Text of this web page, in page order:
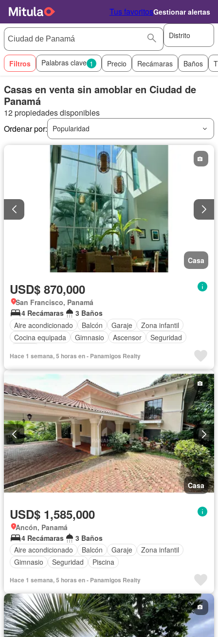
Tus favoritosGestionar alertas
Distrito
Filtros Palabras clave 1 Precio Recámaras Baños
Casas en venta sin amoblar en Ciudad de
Panamá
12 propiedades disponibles
Ordenar por:
Popularidad
Casa
USD$ 870,000
San Francisco, Panamá
4 Recámaras
3 Baños
Aire acondicionado
Balcón Garaje
Zona infantil
Cocina equipada
Gimnasio Ascensor
Seguridad
Hace 1 semana, 5 horas en - Panamigos Realty
Casa
USD$ 1,585,000
Ancón, Panamá
4 Recámaras
3 Baños
Aire acondicionado
Balcón Garaje
Zona infantil
Gimnasio
Seguridad Piscina
Hace 1 semana, 5 horas en - Panamigos Realty